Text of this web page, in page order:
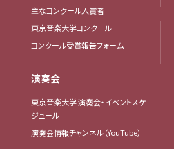
主なコンクール入賞者
東京音楽大学コンクール
コンクール受賞報告フォーム
演奏会
東京音楽大学 演奏会・イベントスケ
ジュール
演奏会情報チャンネル（YouTube）